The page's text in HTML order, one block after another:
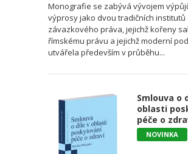
Monografie se zabývá vývojem
výprosy jako dvou tradičních institutů
závazkového práva, jejichž kořeny
římskému právu a jejichž moderní
utvářela především v průběhu...
Smlouva o
oblasti
péče o
NOVINKA